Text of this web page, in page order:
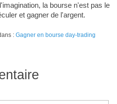
la bourse n'est pas le
et gagner de l'argent.
: Gagner en bourse day-trading